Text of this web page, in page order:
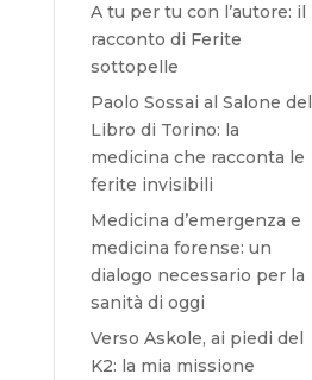
A tu per tu con l’autore: il
racconto di Ferite
sottopelle
Paolo Sossai al Salone del
Libro di Torino: la
medicina che racconta le
ferite invisibili
Medicina d’emergenza e
medicina forense: un
dialogo necessario per la
sanità di oggi
Verso Askole, ai piedi del
K2: la mia missione